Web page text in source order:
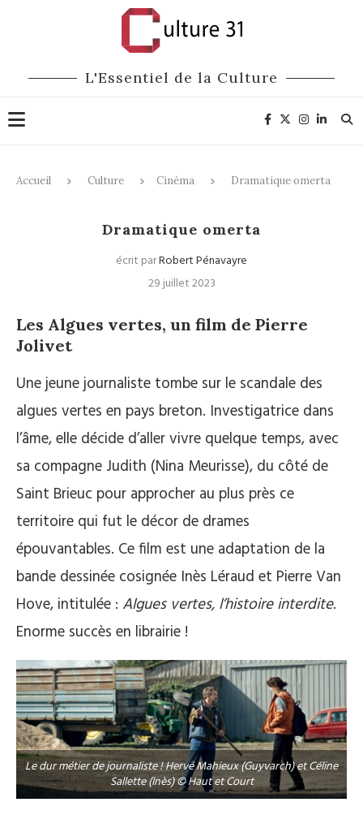
L'Essentiel de la Culture
Accueil Culture Cinéma Dramatique omerta
Dramatique omerta
écrit parRobert Pénavayre
29 juillet 2023
Les Algues vertes, un film de Pierre
Jolivet
Une jeune journaliste tombe sur le scandale des
algues vertes en pays breton. Investigatrice dans
l’âme, elle décide d’aller vivre quelque temps, avec
sa compagne Judith (Nina Meurisse), du côté de
Saint Brieuc pour approcher au plus près ce
territoire qui fut le décor de drames
épouvantables. Ce film est une adaptation de la
bande dessinée cosignée Inès Léraud et Pierre Van
Hove, intitulée : Algues vertes, l’histoire interdite.
Enorme succès en librairie !
Le dur métier de journaliste ! Hervé Mahieux (Guyvarch) et Céline
Sallette (Inès) © Haut et Court